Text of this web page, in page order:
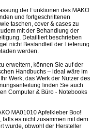
der Funktionen des MAKO
und fortgeschrittenen
taschen, cover & cases zu
mit der Behandlung der
Detailliert beschrieben
nicht Bestandteil der Lieferung
werden.
erweitern, können Sie auf der
Handbuchs – ideal wäre im
Werk, das Werk der Nutzer des
finden Sie auch
Computer & Büro - Notebooks
MA01010 Apfelkleber Boo!
es nicht zusammen mit dem
wurde, obwohl der Hersteller